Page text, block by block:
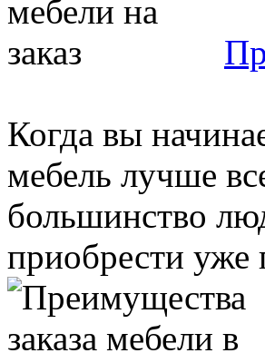
Когда вы
мебель лучше
большинство
приобрести уже